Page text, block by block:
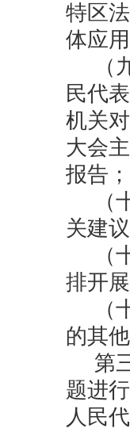
特区
体应
民代
机关
大会
报告；
关建
排开
的其
第
题进
人民